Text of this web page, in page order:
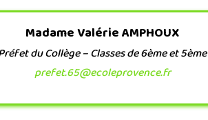
Madame Valérie AMPHOUX
du Collège – Classes de 6èmeet 5ème
prefet.65@ecoleprovence.fr